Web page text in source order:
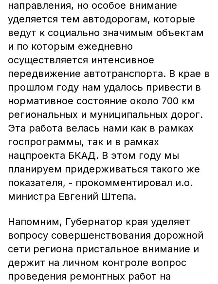
направления, но особое внимание
уделяется тем автодорогам, которые
ведут к социально значимым объектам
и по которым ежедневно
осуществляется интенсивное
передвижение автотранспорта. В крае в
прошлом году нам удалось привести в
нормативное состояние около 700 км
региональных и муниципальных дорог.
Эта работа велась нами как в рамках
госпрограммы, так и в рамках
нацпроекта БКАД. В этом году мы
планируем придерживаться такого же
показателя, - прокомментировал и.о.
министра Евгений Штепа.
Напомним, Губернатор края уделяет
вопросу совершенствования дорожной
сети региона пристальное внимание и
держит на личном контроле вопрос
проведения ремонтных работ на